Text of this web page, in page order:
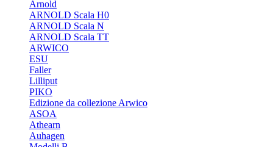
Arnold
ARNOLD Scala H0
ARNOLD Scala N
ARNOLD Scala TT
ARWICO
ESU
Faller
Lilliput
PIKO
Edizione da collezione Arwico
ASOA
Athearn
Auhagen